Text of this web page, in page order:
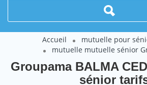
Accueil
mutuelle pour
mutuelle mutuelle sénior
Groupama BALMA
sénior